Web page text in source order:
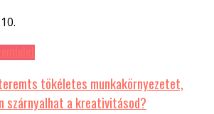
tökéletes munkakörnyezetet,
szárnyalhat a kreativitásod?